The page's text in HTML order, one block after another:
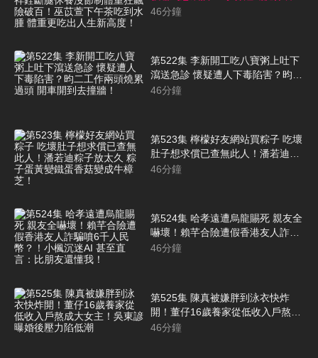
節制體重狂飆險破百！巫苡萱下午
46分鐘
第522集 李新開工吃八寶粥上吐下
瀉送急診 懷疑遭人下毒陷害？昀二
工作兩頭燒累過頭 開車開到去撞
46分鐘
第523集 檸檬好友網站買粽子 吃壞
肚子想求償已查無此人！潘若迪粽
子放太久 粽子蛋黃變鐵蛋香菇變成
46分鐘
第524集 哈孝遠遭烏龍賜死 親友全
嚇壞！賴芊合險遭假香港友人詐騙
噴6千人民幣？！小楓沉迷AI 甚至
46分鐘
第525集 陳真被嫌胖到泳衣快炸
開！董仔16歲養家從低收入戶熬成
大女主！吳東諺曝婚後壓力陷低潮
46分鐘